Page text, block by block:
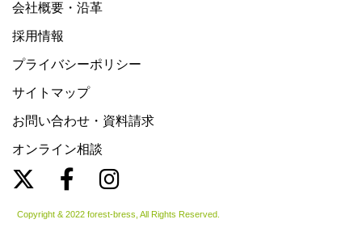
会社概要・沿革
採用情報
プライバシーポリシー
サイトマップ
お問い合わせ・資料請求
オンライン相談
Copyright & 2022 forest-bress, All Rights Reserved.